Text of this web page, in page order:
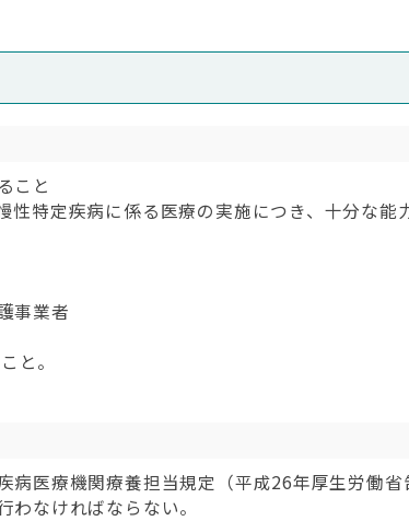
こと
性特定疾病に係る医療の実施につき、十分な能
事業者
と。
病医療機関療養担当規定（平成26年厚生労働
なければならない。